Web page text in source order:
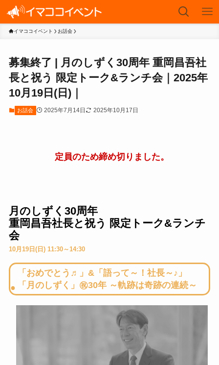
イマココイベント お話会
募集終了 | 月のしずく30周年 重岡昌吾社
長と祝う 限定トーク&ランチ会｜2025年
10月19日(日)｜
お話会 2025年7月14日 2025年10月17日
定員のため締め切りました。
月のしずく30周年
重岡昌吾社長と祝う 限定トーク&ランチ
会
10月19日(日) 11:30～14:30
「おめでとう♬」&「語って～！社長～♪」
「月のしずく」㊗30年 ～軌跡は奇跡の連続～